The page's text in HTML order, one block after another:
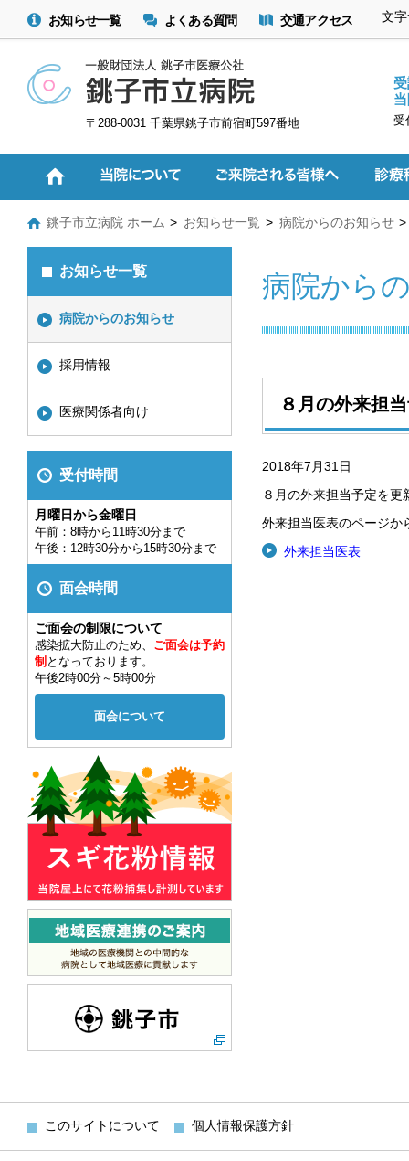
お知らせ一覧 よくある質問 交通アクセス 文
〒288-0031 千葉県銚子市前宿町597番地 受
銚子市立病院 ホーム お知らせ一覧 病院からのお知らせ
病院から
８月の外来担
2018年7月31日
８月の外来担当予定を更
外来担当医表のページか
外来担当医表
お知らせ一覧
病院からのお知らせ
採用情報
医療関係者向け
受付時間
月曜日から金曜日
午前：8時から11時30分まで
午後：12時30分から15時30分まで
面会時間
ご面会の制限について
感染拡大防止のため、 ご面会は予約
制 となっております。
午後2時00分～5時00分
面会について
このサイトについて 個人情報保護方針